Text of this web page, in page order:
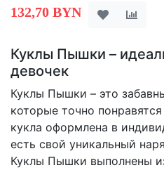
132,70 BYN
Куклы Пышки –
девочек
Куклы Пышки – это
которые точно
кукла оформлена в
есть свой уникальный
Куклы Пышки выполнены